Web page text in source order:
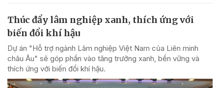
Thúc đẩy lâm nghiệp xanh, thích ứng với
biến đổi khí hậu
Dự án "Hỗ trợ ngành Lâm nghiệp Việt Nam của Liên minh
châu Âu" sẽ góp phần vào tăng trưởng xanh, bền vững và
thích ứng với biến đổi khí hậu.